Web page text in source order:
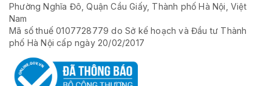
Phường Nghĩa Đô, Quận Cầu Giấy, Thành phố Hà Nội, Việt
Nam
Mã số thuế 0107728779 do Sở kế hoạch và Đầu tư Thành
phố Hà Nội cấp ngày 20/02/2017